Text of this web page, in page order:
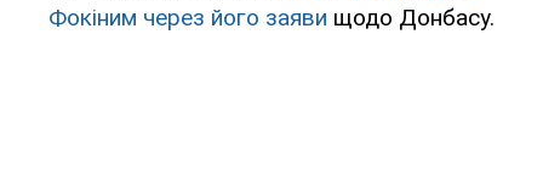
Фокіним через його заяви щодо Донбасу.